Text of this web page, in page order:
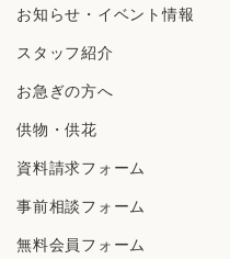
お知らせ・イベント情報
スタッフ紹介
お急ぎの方へ
供物・供花
資料請求フォーム
事前相談フォーム
無料会員フォーム